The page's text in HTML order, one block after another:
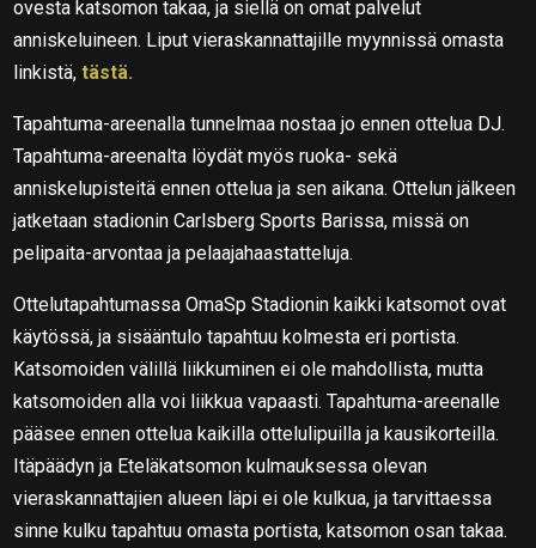
ovesta katsomon takaa, ja siellä on omat palvelut
anniskeluineen. Liput vieraskannattajille myynnissä omasta
linkistä, tästä.
Tapahtuma-areenalla tunnelmaa nostaa jo ennen ottelua DJ.
Tapahtuma-areenalta löydät myös ruoka- sekä
anniskelupisteitä ennen ottelua ja sen aikana. Ottelun jälkeen
jatketaan stadionin Carlsberg Sports Barissa, missä on
pelipaita-arvontaa ja pelaajahaastatteluja.
Ottelutapahtumassa OmaSp Stadionin kaikki katsomot ovat
käytössä, ja sisääntulo tapahtuu kolmesta eri portista.
Katsomoiden välillä liikkuminen ei ole mahdollista, mutta
katsomoiden alla voi liikkua vapaasti. Tapahtuma-areenalle
pääsee ennen ottelua kaikilla ottelulipuilla ja kausikorteilla.
Itäpäädyn ja Eteläkatsomon kulmauksessa olevan
vieraskannattajien alueen läpi ei ole kulkua, ja tarvittaessa
sinne kulku tapahtuu omasta portista, katsomon osan takaa.